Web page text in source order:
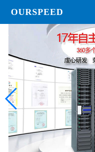
OURSPEED
专业型主机
经济型主机